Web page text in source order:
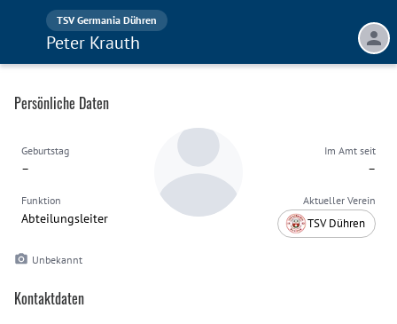
TSV Germania Dühren
Peter Krauth
Persönliche Daten
Geburtstag
–
Funktion
Abteilungsleiter
Im Amt seit
–
Aktueller Verein
TSV Dühren
Unbekannt
Kontaktdaten